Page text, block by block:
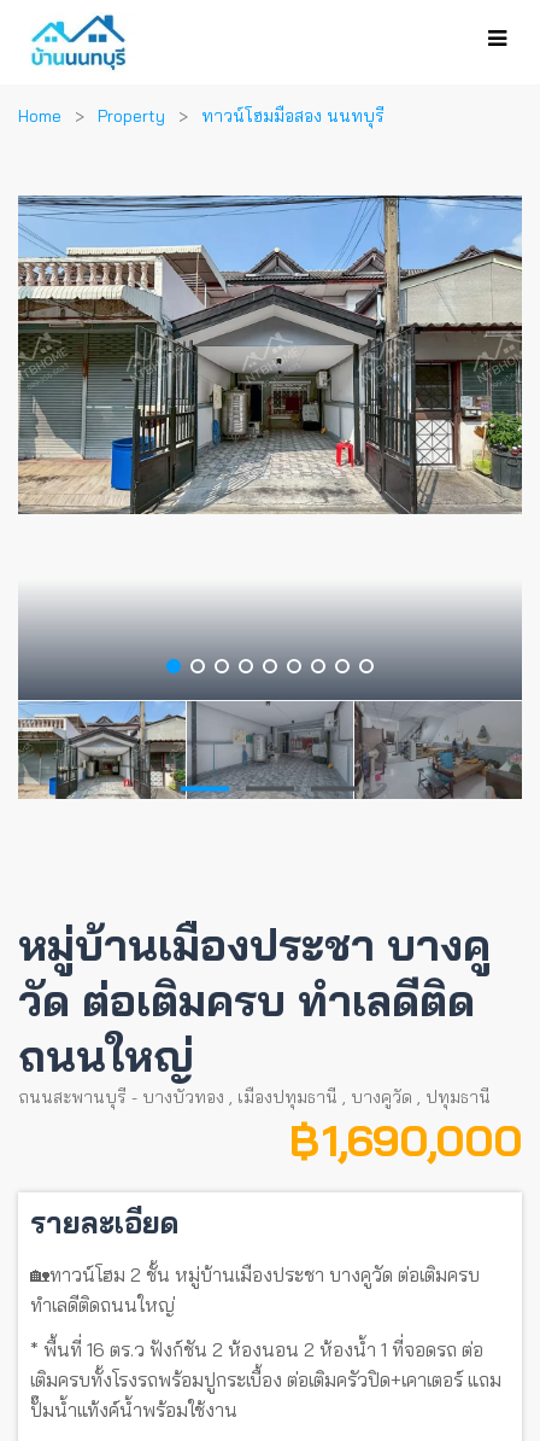
Home Property ทาวน์โฮมมือสอง นนทบุรี
หมู่บ้านเมืองประชา บางคู
วัด ต่อเติมครบ ทำเลดีติด
ถนนใหญ่
ถนนสะพานบุรี - บางบัวทอง , เมืองปทุมธานี , บางคูวัด , ปทุมธานี
฿ 1,690,000
รายละเอียด
🏡ทาวน์โฮม 2 ชั้น หมู่บ้านเมืองประชา บางคูวัด ต่อเติมครบ
ทำเลดีติดถนนใหญ่
* พื้นที่ 16 ตร.ว ฟังก์ชัน 2 ห้องนอน 2 ห้องน้ำ 1 ที่จอดรถ ต่อ
เติมครบทั้งโรงรถพร้อมปูกระเบื้อง ต่อเติมครัวปิด+เคาเตอร์ แถม
ปั๊มน้ำแท้งค์น้ำพร้อมใช้งาน